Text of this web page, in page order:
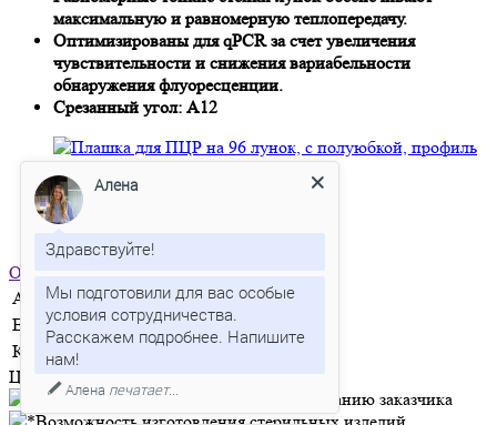
максимальную и равномерную теплопередачу.
Оптимизированы для qPCR за счет увеличения
чувствительности и снижения вариабельности
обнаружения флуоресценции.
Срезанный угол: А12
Отправить заявку
Артикул
PCR-P-96-04GN
Единица измерения
шт
Количество в упаковке
Цена по запросу
Алена
Здравствуйте!
Мы подготовили для вас особые
условия сотрудничества.
Расскажем подробнее. Напишите
Алена печатает...